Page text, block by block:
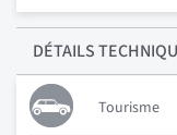
DÉTAILS
Tourisme